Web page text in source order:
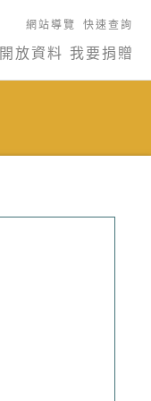
網站導覽 快速查詢
開放資料 我要捐贈